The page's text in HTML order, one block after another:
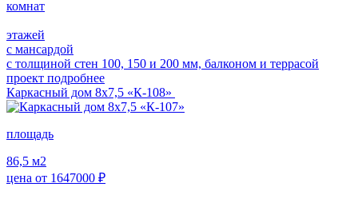
комнат
этажей
с мансардой
с толщиной стен 100, 150 и 200 мм, балконом и террасой
проект подробнее
Каркасный дом 8х7,5 «К-108»
площадь
86,5 м2
цена от 1647000 ₽